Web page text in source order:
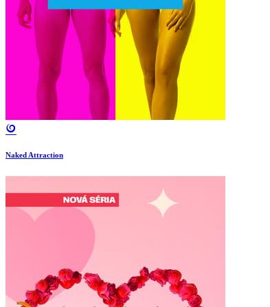
Naked Attraction